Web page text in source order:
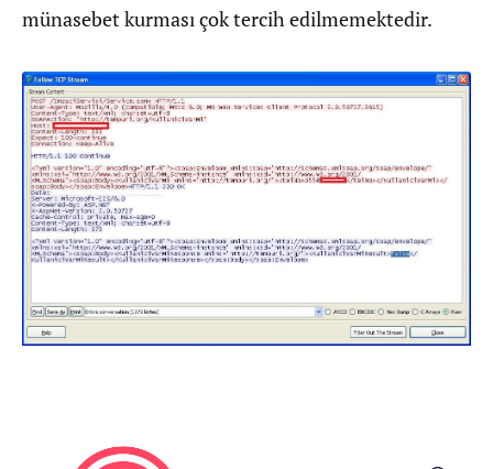
münasebet kurması çok tercih edilmemektedir.